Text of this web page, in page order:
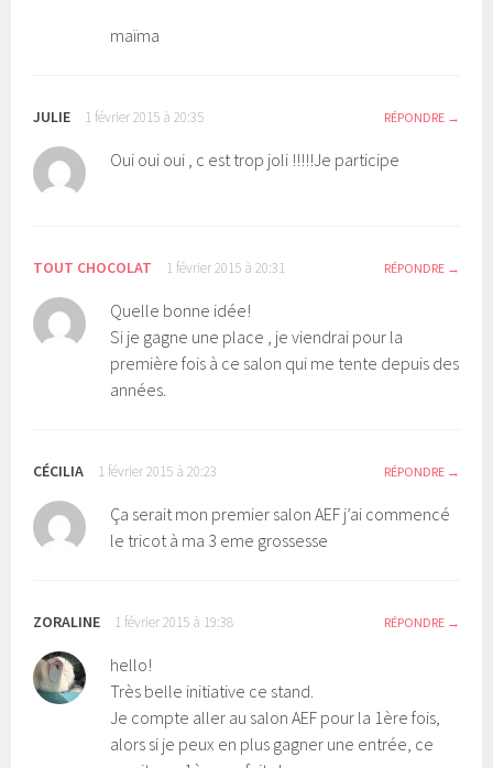
maïma
JULIE 1 février 2015 à 20:35 RÉPONDRE
Oui oui oui , c est trop joli !!!!!Je participe
TOUT CHOCOLAT 1 février 2015 à 20:31 RÉPONDRE
Quelle bonne idée!
Si je gagne une place , je viendrai pour la
première fois à ce salon qui me tente depuis des
années.
CÉCILIA 1 février 2015 à 20:23 RÉPONDRE
Ça serait mon premier salon AEF j’ai commencé
le tricot à ma 3 eme grossesse
ZORALINE 1 février 2015 à 19:38 RÉPONDRE
hello!
Très belle initiative ce stand.
Je compte aller au salon AEF pour la 1ère fois,
alors si je peux en plus gagner une entrée, ce